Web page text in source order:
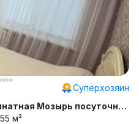
Суперхозяин
55 м²